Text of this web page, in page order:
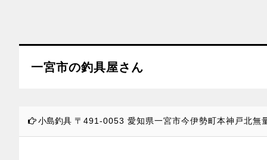
一宮市の釣具屋さん
小島釣具 〒491-0053 愛知県一宮市今伊勢町本神戸北無